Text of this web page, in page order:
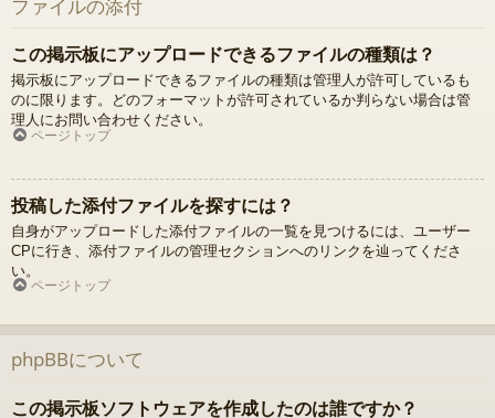
ファイルの添付
この掲示板にアップロードできるファイルの種類は？
掲示板にアップロードできるファイルの種類は管理人が許可しているも
のに限ります。どのフォーマットが許可されているか判らない場合は管
理人にお問い合わせください。
ページトップ
投稿した添付ファイルを探すには？
自身がアップロードした添付ファイルの一覧を見つけるには、ユーザー
CPに行き、添付ファイルの管理セクションへのリンクを辿ってくださ
い。
ページトップ
phpBBについて
この掲示板ソフトウェアを作成したのは誰ですか？